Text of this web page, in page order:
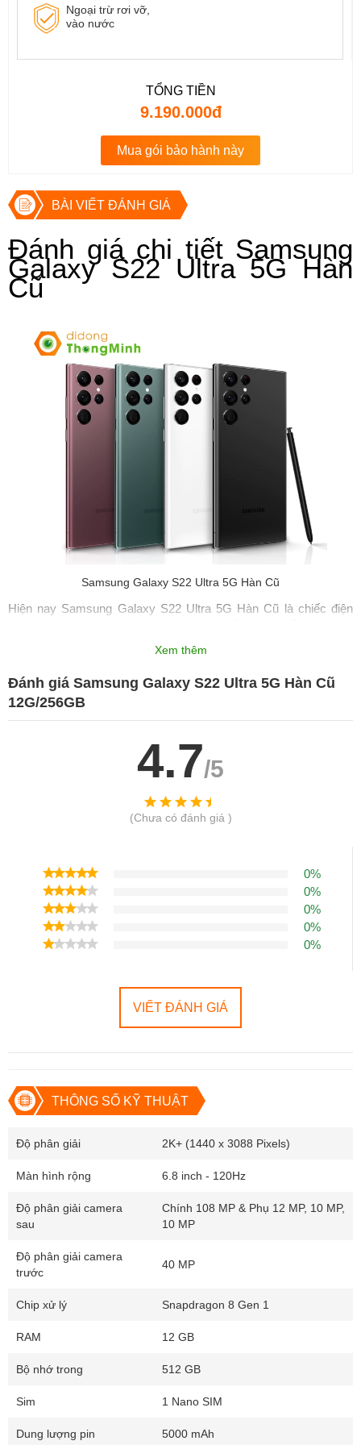
Ngoại trừ rơi vỡ,
vào nước
TỔNG TIỀN
9.190.000đ
Mua gói bảo hành này
BÀI VIẾT ĐÁNH GIÁ
Đánh giá chi tiết Samsung
Galaxy S22 Ultra 5G Hàn
Cũ
Samsung Galaxy S22 Ultra 5G Hàn Cũ
Hiện nay Samsung Galaxy S22 Ultra 5G Hàn Cũ là chiếc điện
này để biết thêm chi tiết Samsung Galaxy S22 Ultra 5G Hàn Cũ
Giá bán Samsung Galaxy S22
Ultra 5G Hàn Cũ năm 2023
Năm 2023 giá bánSamsung Galaxy S22 Ultra 5G Hàn Cũ đã
giảm xuống một nửa so với giá ra mắt cùng tham khảo bảng giá
Sản phẩm Giá ra mắt
Samsung Galaxy S22 Ultra 5G
Hàn Cũ
35,990,000 đ
⭐ Nguồn gốc rõ ràng, minh bạch.
⭐ Đẹp 99%, không bị xước hoặc móp
Khách hàng mua Samsung tại Didongthongminh
Hình thức máy cũ tại Di động
Mua Samsung cũ rất nhiều rủi ro trong quá trình sử dụng sẽ có
Xem thêm
Đánh giá Samsung Galaxy S22 Ultra 5G Hàn Cũ
12G/256GB
4.7/5
(Chưa có đánh giá )
0%
0%
0%
0%
0%
VIẾT ĐÁNH GIÁ
THÔNG SỐ KỸ THUẬT
Độ phân giải 2K+ (1440 x 3088 Pixels)
Màn hình rộng 6.8 inch - 120Hz
Độ phân giải camera
sau
Chính 108 MP & Phụ 12 MP, 10 MP,
10 MP
Độ phân giải camera
trước
40 MP
Chip xử lý Snapdragon 8 Gen 1
RAM 12 GB
Bộ nhớ trong 512 GB
Sim 1 Nano SIM
Dung lượng pin 5000 mAh